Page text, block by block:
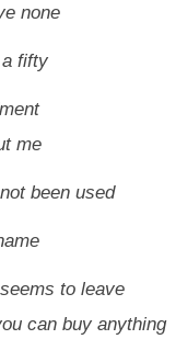
none
a fifty
me
been used
to leave
can buy anything